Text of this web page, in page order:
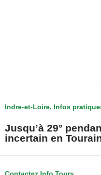
Indre-et-Loire, Infos
Jusqu’à 29°
incertain en